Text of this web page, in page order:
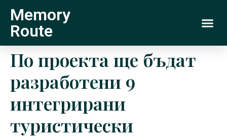
Memory
Route
По проекта ще бъдат
разработени 9
интегрирани
туристически